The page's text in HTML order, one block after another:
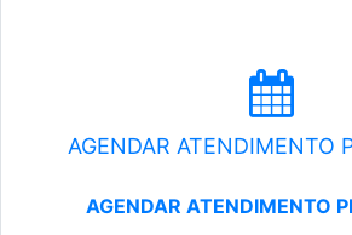
AGENDAR ATENDIMENTO
AGENDAR ATENDIMENTO